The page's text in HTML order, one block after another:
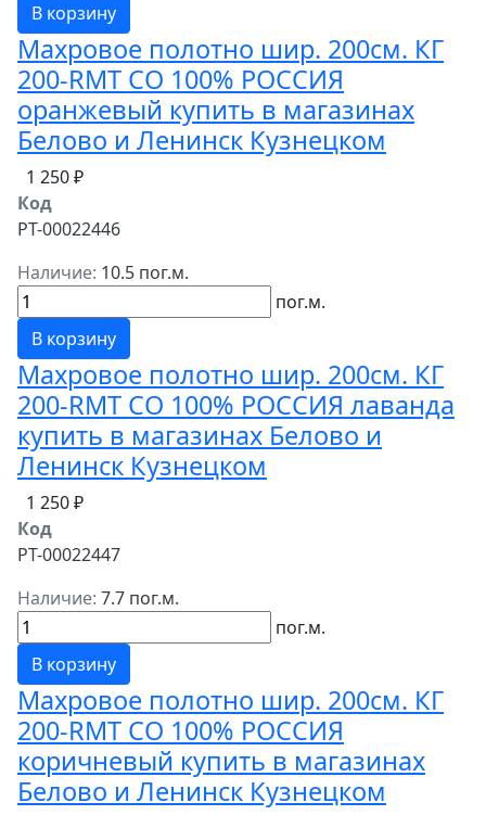
В корзину
Махровое полотно шир. 200см. КГ
200-RMT СО 100% РОССИЯ
оранжевый купить в магазинах
Белово и Ленинск Кузнецком
1 250 ₽
Код
РТ-00022446
Наличие: 10.5 пог.м.
пог.м.
В корзину
Махровое полотно шир. 200см. КГ
200-RMT СО 100% РОССИЯ лаванда
купить в магазинах Белово и
Ленинск Кузнецком
1 250 ₽
Код
РТ-00022447
Наличие: 7.7 пог.м.
пог.м.
В корзину
Махровое полотно шир. 200см. КГ
200-RMT СО 100% РОССИЯ
коричневый купить в магазинах
Белово и Ленинск Кузнецком